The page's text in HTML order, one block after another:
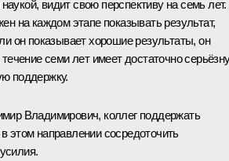
видит свою перспективу на семь лет.
на каждом этапе показывать результат,
он показывает хорошие результаты, он
течение семи лет имеет достаточно
поддержку.
Владимирович, коллег поддержать
этом направлении сосредоточить